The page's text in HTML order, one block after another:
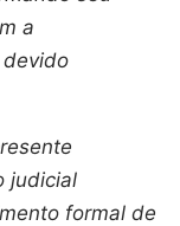
a
devido
judicial
formal de